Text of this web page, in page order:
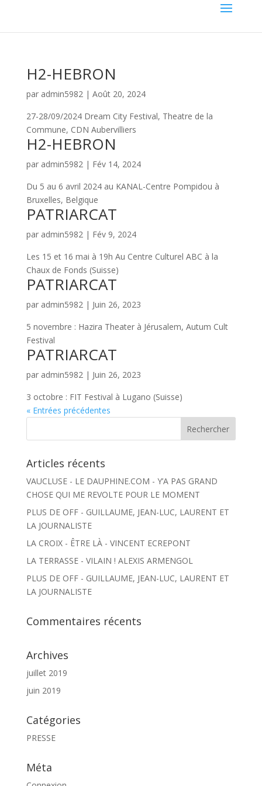
H2-HEBRON
par admin5982| Août 20, 2024
27-28/09/2024 Dream City Festival, Theatre de la
Commune, CDN Aubervilliers
H2-HEBRON
par admin5982| Fév 14, 2024
Du 5 au 6 avril 2024 au KANAL-Centre Pompidou à
Bruxelles, Belgique
PATRIARCAT
par admin5982| Fév 9, 2024
Les 15 et 16 mai à 19h Au Centre Culturel ABC à la
Chaux de Fonds (Suisse)
PATRIARCAT
par admin5982| Juin 26, 2023
5 novembre : Hazira Theater à Jérusalem, Autum Cult
Festival
PATRIARCAT
par admin5982| Juin 26, 2023
3 octobre : FIT Festival à Lugano (Suisse)
« Entrées précédentes
Articles récents
VAUCLUSE - LE DAUPHINE.COM - Y’A PAS GRAND
CHOSE QUI ME REVOLTE POUR LE MOMENT
PLUS DE OFF - GUILLAUME, JEAN-LUC, LAURENT ET
LA JOURNALISTE
LA CROIX - ÊTRE LÀ - VINCENT ECREPONT
LA TERRASSE - VILAIN ! ALEXIS ARMENGOL
PLUS DE OFF - GUILLAUME, JEAN-LUC, LAURENT ET
LA JOURNALISTE
Commentaires récents
Archives
juillet 2019
juin 2019
Catégories
PRESSE
Méta